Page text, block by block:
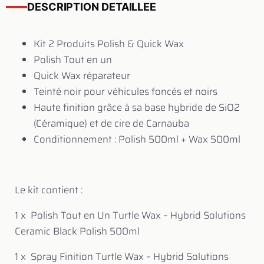
DESCRIPTION DETAILLEE
Kit 2 Produits Polish & Quick Wax
Polish Tout en un
Quick Wax réparateur
Teinté noir pour véhicules foncés et noirs
Haute finition grâce à sa base hybride de SiO2
(Céramique) et de cire de Carnauba
Conditionnement : Polish 500ml + Wax 500ml
Le kit contient :
1 x Polish Tout en Un Turtle Wax – Hybrid Solutions
Ceramic Black Polish 500ml
1 x Spray Finition Turtle Wax – Hybrid Solutions